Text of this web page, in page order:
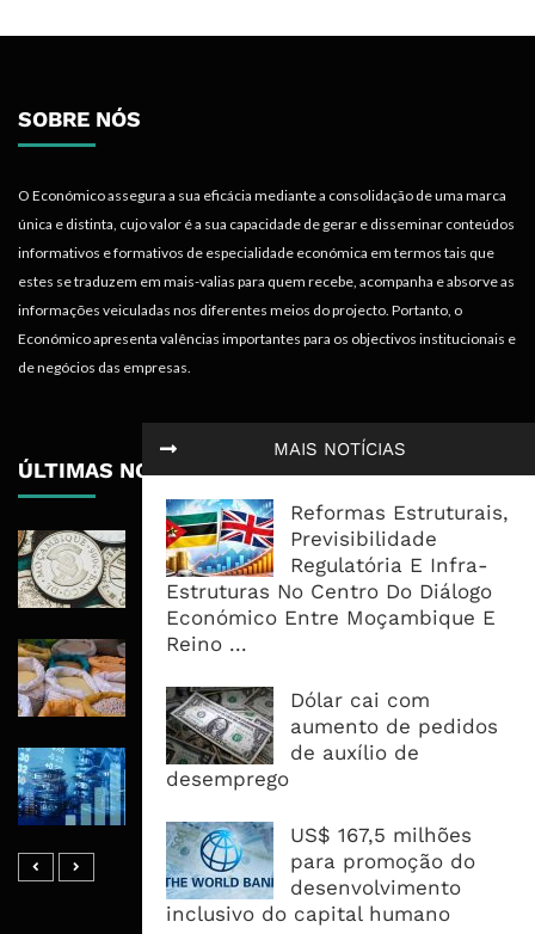
MAIS NOTÍCIAS
Reformas Estruturais,
Previsibilidade
Regulatória E Infra-
Estruturas No Centro Do Diálogo
Económico Entre Moçambique E
Reino ...
Dólar cai com
aumento de pedidos
de auxílio de
desemprego
US$ 167,5 milhões
para promoção do
desenvolvimento
inclusivo do capital humano
SOBRE NÓS
O Económico assegura a sua eficácia mediante a consolidação de uma marca
única e distinta, cujo valor é a sua capacidade de gerar e disseminar conteúdos
informativos e formativos de especialidade económica em termos tais que
estes se traduzem em mais-valias para quem recebe, acompanha e absorve as
informações veiculadas nos diferentes meios do projecto. Portanto, o
Económico apresenta valências importantes para os objectivos institucionais e
de negócios das empresas.
ÚLTIMAS NOTÍCIAS
Economia Moçambicana Procura
Recuperar em 2026, Mas Crédito,
Dívida e Divisas Limitam Aceleração
Commodities Agrícolas Entram Numa
Oferta Confortável
Dívida Pública Sobe Para 75,2% do
PIB e Pressão Desloca-se Para o